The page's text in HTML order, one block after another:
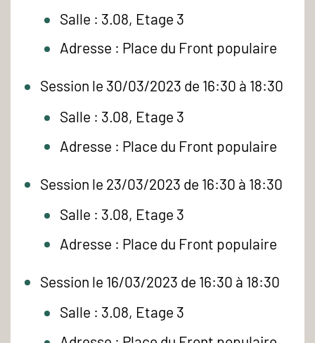
Salle : 3.08, Etage 3
Adresse : Place du Front populaire
Session le 30/03/2023 de 16:30 à 18:30
Salle : 3.08, Etage 3
Adresse : Place du Front populaire
Session le 23/03/2023 de 16:30 à 18:30
Salle : 3.08, Etage 3
Adresse : Place du Front populaire
Session le 16/03/2023 de 16:30 à 18:30
Salle : 3.08, Etage 3